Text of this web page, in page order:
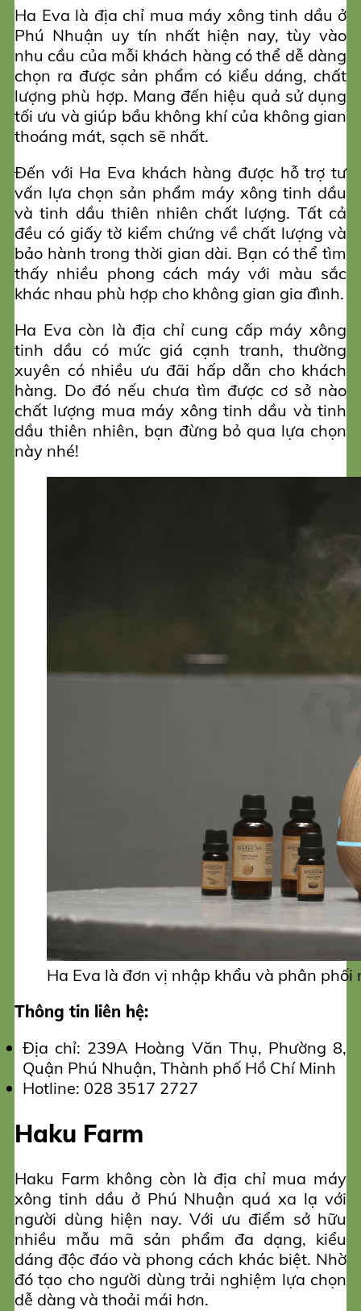
Ha Eva là địa chỉ mua máy xông tinh dầu ở
Phú Nhuận uy tín nhất hiện nay, tùy vào
nhu cầu của mỗi khách hàng có thể dễ dàng
chọn ra được sản phẩm có kiểu dáng, chất
lượng phù hợp. Mang đến hiệu quả sử dụng
tối ưu và giúp bầu không khí của không gian
thoáng mát, sạch sẽ nhất.
Đến với Ha Eva khách hàng được hỗ trợ tư
vấn lựa chọn sản phẩm máy xông tinh dầu
và tinh dầu thiên nhiên chất lượng. Tất cả
đều có giấy tờ kiểm chứng về chất lượng và
bảo hành trong thời gian dài. Bạn có thể tìm
thấy nhiều phong cách máy với màu sắc
khác nhau phù hợp cho không gian gia đình.
Ha Eva còn là địa chỉ cung cấp máy xông
tinh dầu có mức giá cạnh tranh, thường
xuyên có nhiều ưu đãi hấp dẫn cho khách
hàng. Do đó nếu chưa tìm được cơ sở nào
chất lượng mua máy xông tinh dầu và tinh
dầu thiên nhiên, bạn đừng bỏ qua lựa chọn
này nhé!
Ha Eva là đơn vị nhập khẩu và phân
Thông tin liên hệ:
Địa chỉ: 239A Hoàng Văn Thụ, Phường 8,
Quận Phú Nhuận, Thành phố Hồ Chí Minh
Hotline: 028 3517 2727
Haku Farm
Haku Farm không còn là địa chỉ mua máy
xông tinh dầu ở Phú Nhuận quá xa lạ với
người dùng hiện nay. Với ưu điểm sở hữu
nhiều mẫu mã sản phẩm đa dạng, kiểu
dáng độc đáo và phong cách khác biệt. Nhờ
đó tạo cho người dùng trải nghiệm lựa chọn
dễ dàng và thoải mái hơn.